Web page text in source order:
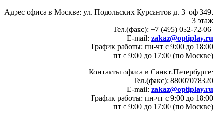
Адрес офиса в Москве: ул. Подольских Курсантов д. 3, оф 349,
3 этаж
Тел.(факс): +7 (495) 032-72-06
E-mail: zakaz@optiplay.ru
График работы: пн-чт с 9:00 до 18:00
пт с 9:00 до 17:00 (по Москве)
Контакты офиса в Санкт-Петербурге:
Тел.(факс): 88007078320
E-mail: zakaz@optiplay.ru
График работы: пн-чт с 9:00 до 18:00
пт с 9:00 до 17:00 (по Москве)